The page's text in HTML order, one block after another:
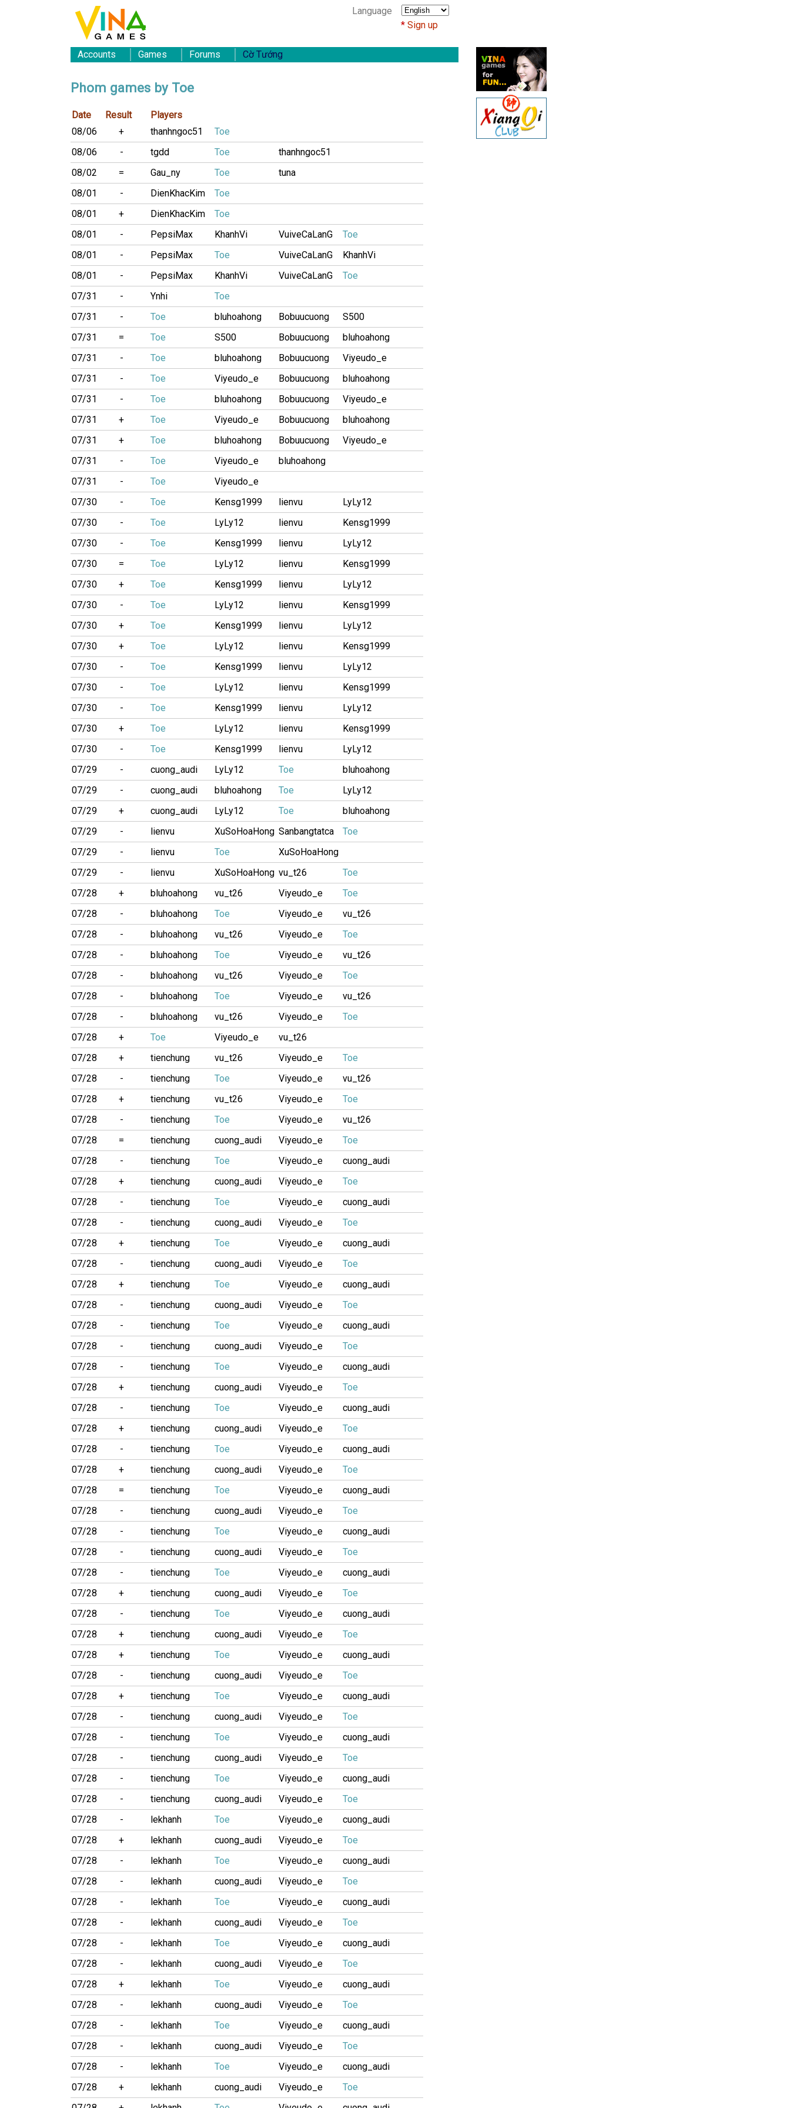
Language
Sign up
Accounts Games Forums Cờ Tướng
Phom games by Toe
Date Result
Players
08/06
+ thanhngoc51
Toe
08/06
- tgdd Toe
thanhngoc51
08/02
= Gau_ny Toe
tuna
08/01
- DienKhacKim
Toe
08/01
+ DienKhacKim
Toe
08/01
- PepsiMax KhanhVi VuiveCaLanG
Toe
08/01
- PepsiMax Toe VuiveCaLanG
KhanhVi
08/01
- PepsiMax KhanhVi VuiveCaLanG
Toe
07/31
- Ynhi
Toe
07/31
- Toe bluhoahong Bobuucuong
S500
07/31
= Toe S500 Bobuucuong
bluhoahong
07/31
- Toe bluhoahong Bobuucuong
Viyeudo_e
07/31
- Toe Viyeudo_e Bobuucuong
bluhoahong
07/31
- Toe bluhoahong Bobuucuong
Viyeudo_e
07/31
+ Toe Viyeudo_e Bobuucuong
bluhoahong
07/31
+ Toe bluhoahong Bobuucuong
Viyeudo_e
07/31
- Toe Viyeudo_e
bluhoahong
07/31
- Toe
Viyeudo_e
07/30
- Toe Kensg1999 lienvu
LyLy12
07/30
- Toe LyLy12 lienvu
Kensg1999
07/30
- Toe Kensg1999 lienvu
LyLy12
07/30
= Toe LyLy12 lienvu
Kensg1999
07/30
+ Toe Kensg1999 lienvu
LyLy12
07/30
- Toe LyLy12 lienvu
Kensg1999
07/30
+ Toe Kensg1999 lienvu
LyLy12
07/30
+ Toe LyLy12 lienvu
Kensg1999
07/30
- Toe Kensg1999 lienvu
LyLy12
07/30
- Toe LyLy12 lienvu
Kensg1999
07/30
- Toe Kensg1999 lienvu
LyLy12
07/30
+ Toe LyLy12 lienvu
Kensg1999
07/30
- Toe Kensg1999 lienvu
LyLy12
07/29
- cuong_audi LyLy12 Toe
bluhoahong
07/29
- cuong_audi bluhoahong Toe
LyLy12
07/29
+ cuong_audi LyLy12 Toe
bluhoahong
07/29
- lienvu XuSoHoaHong Sanbangtatca
Toe
07/29
- lienvu Toe
XuSoHoaHong
07/29
- lienvu XuSoHoaHong vu_t26
Toe
07/28
+ bluhoahong vu_t26 Viyeudo_e
Toe
07/28
- bluhoahong Toe Viyeudo_e
vu_t26
07/28
- bluhoahong vu_t26 Viyeudo_e
Toe
07/28
- bluhoahong Toe Viyeudo_e
vu_t26
07/28
- bluhoahong vu_t26 Viyeudo_e
Toe
07/28
- bluhoahong Toe Viyeudo_e
vu_t26
07/28
- bluhoahong vu_t26 Viyeudo_e
Toe
07/28
+ Toe Viyeudo_e
vu_t26
07/28
+ tienchung vu_t26 Viyeudo_e
Toe
07/28
- tienchung Toe Viyeudo_e
vu_t26
07/28
+ tienchung vu_t26 Viyeudo_e
Toe
07/28
- tienchung Toe Viyeudo_e
vu_t26
07/28
= tienchung cuong_audi Viyeudo_e
Toe
07/28
- tienchung Toe Viyeudo_e
cuong_audi
07/28
+ tienchung cuong_audi Viyeudo_e
Toe
07/28
- tienchung Toe Viyeudo_e
cuong_audi
07/28
- tienchung cuong_audi Viyeudo_e
Toe
07/28
+ tienchung Toe Viyeudo_e
cuong_audi
07/28
- tienchung cuong_audi Viyeudo_e
Toe
07/28
+ tienchung Toe Viyeudo_e
cuong_audi
07/28
- tienchung cuong_audi Viyeudo_e
Toe
07/28
- tienchung Toe Viyeudo_e
cuong_audi
07/28
- tienchung cuong_audi Viyeudo_e
Toe
07/28
- tienchung Toe Viyeudo_e
cuong_audi
07/28
+ tienchung cuong_audi Viyeudo_e
Toe
07/28
- tienchung Toe Viyeudo_e
cuong_audi
07/28
+ tienchung cuong_audi Viyeudo_e
Toe
07/28
- tienchung Toe Viyeudo_e
cuong_audi
07/28
+ tienchung cuong_audi Viyeudo_e
Toe
07/28
= tienchung Toe Viyeudo_e
cuong_audi
07/28
- tienchung cuong_audi Viyeudo_e
Toe
07/28
- tienchung Toe Viyeudo_e
cuong_audi
07/28
- tienchung cuong_audi Viyeudo_e
Toe
07/28
- tienchung Toe Viyeudo_e
cuong_audi
07/28
+ tienchung cuong_audi Viyeudo_e
Toe
07/28
- tienchung Toe Viyeudo_e
cuong_audi
07/28
+ tienchung cuong_audi Viyeudo_e
Toe
07/28
+ tienchung Toe Viyeudo_e
cuong_audi
07/28
- tienchung cuong_audi Viyeudo_e
Toe
07/28
+ tienchung Toe Viyeudo_e
cuong_audi
07/28
- tienchung cuong_audi Viyeudo_e
Toe
07/28
- tienchung Toe Viyeudo_e
cuong_audi
07/28
- tienchung cuong_audi Viyeudo_e
Toe
07/28
- tienchung Toe Viyeudo_e
cuong_audi
07/28
- tienchung cuong_audi Viyeudo_e
Toe
07/28
- lekhanh Toe Viyeudo_e
cuong_audi
07/28
+ lekhanh cuong_audi Viyeudo_e
Toe
07/28
- lekhanh Toe Viyeudo_e
cuong_audi
07/28
- lekhanh cuong_audi Viyeudo_e
Toe
07/28
- lekhanh Toe Viyeudo_e
cuong_audi
07/28
- lekhanh cuong_audi Viyeudo_e
Toe
07/28
- lekhanh Toe Viyeudo_e
cuong_audi
07/28
- lekhanh cuong_audi Viyeudo_e
Toe
07/28
+ lekhanh Toe Viyeudo_e
cuong_audi
07/28
- lekhanh cuong_audi Viyeudo_e
Toe
07/28
- lekhanh Toe Viyeudo_e
cuong_audi
07/28
- lekhanh cuong_audi Viyeudo_e
Toe
07/28
- lekhanh Toe Viyeudo_e
cuong_audi
07/28
+ lekhanh cuong_audi Viyeudo_e
Toe